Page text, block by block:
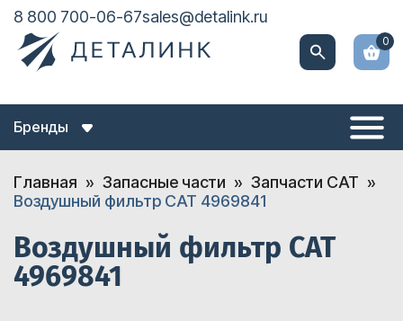
8 800 700-06-67sales@detalink.ru
0
Бренды
Главная Запасные части
Запчасти CAT
Воздушный фильтр CAT 4969841
Воздушный фильтр CAT
4969841